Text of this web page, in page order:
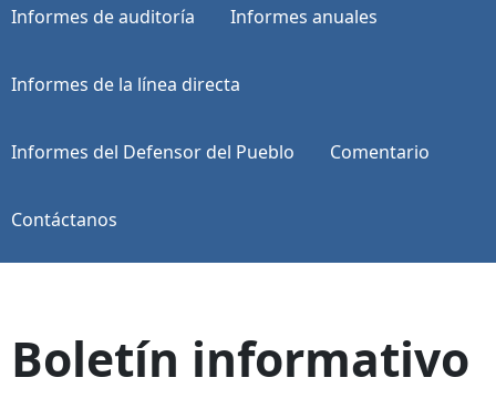
Informes de auditoría Informes anuales
Informes de la línea directa
Informes del Defensor del Pueblo Comentario
Contáctanos
Boletín informativo